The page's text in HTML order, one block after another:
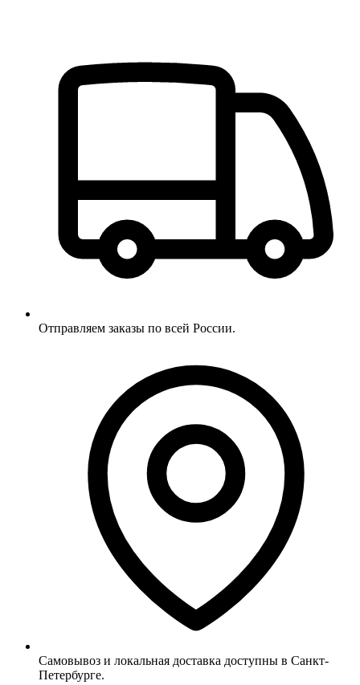
Отправляем заказы по всей России.
Самовывоз и локальная доставка доступны в Санкт-
Петербурге.